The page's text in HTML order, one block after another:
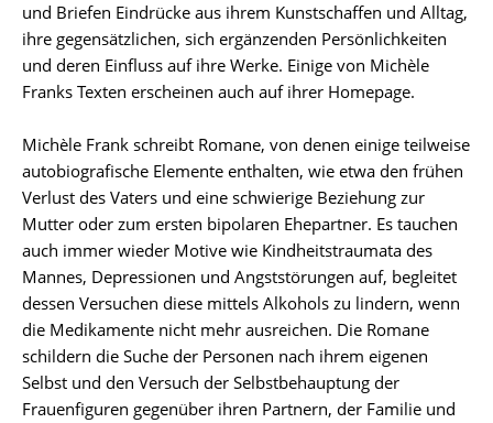
und Briefen Eindrücke aus ihrem Kunstschaffen und Alltag,
ihre gegensätzlichen, sich ergänzenden Persönlichkeiten
und deren Einfluss auf ihre Werke. Einige von Michèle
Franks Texten erscheinen auch auf ihrer Homepage.
Michèle Frank schreibt Romane, von denen einige teilweise
autobiografische Elemente enthalten, wie etwa den frühen
Verlust des Vaters und eine schwierige Beziehung zur
Mutter oder zum ersten bipolaren Ehepartner. Es tauchen
auch immer wieder Motive wie Kindheitstraumata des
Mannes, Depressionen und Angststörungen auf, begleitet
dessen Versuchen diese mittels Alkohols zu lindern, wenn
die Medikamente nicht mehr ausreichen. Die Romane
schildern die Suche der Personen nach ihrem eigenen
Selbst und den Versuch der Selbstbehauptung der
Frauenfiguren gegenüber ihren Partnern, der Familie und